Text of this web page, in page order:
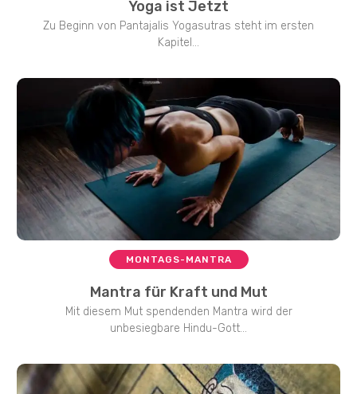
Yoga ist Jetzt
Zu Beginn von Pantajalis Yogasutras steht im ersten
Kapitel...
MONTAGS-MANTRA
Mantra für Kraft und Mut
Mit diesem Mut spendenden Mantra wird der
unbesiegbare Hindu-Gott...